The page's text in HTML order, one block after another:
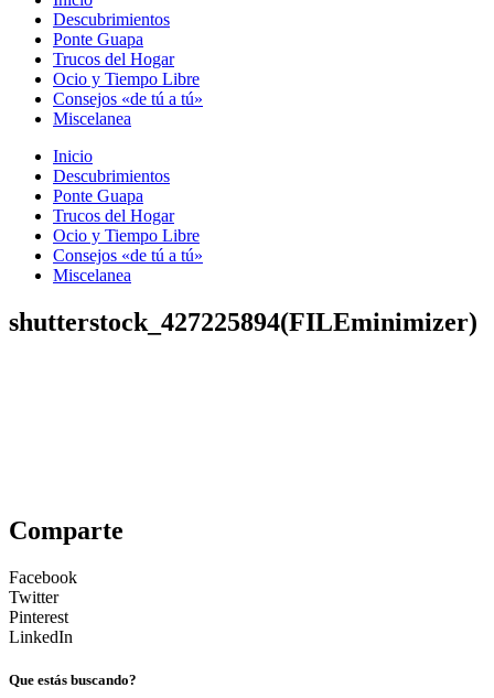
Descubrimientos
Ponte Guapa
Trucos del Hogar
Ocio y Tiempo Libre
Consejos «de tú a tú»
Miscelanea
Inicio
Descubrimientos
Ponte Guapa
Trucos del Hogar
Ocio y Tiempo Libre
Consejos «de tú a tú»
Miscelanea
shutterstock_427225894(FILEminimizer)
Comparte
Facebook
Twitter
Pinterest
LinkedIn
Que estás buscando?